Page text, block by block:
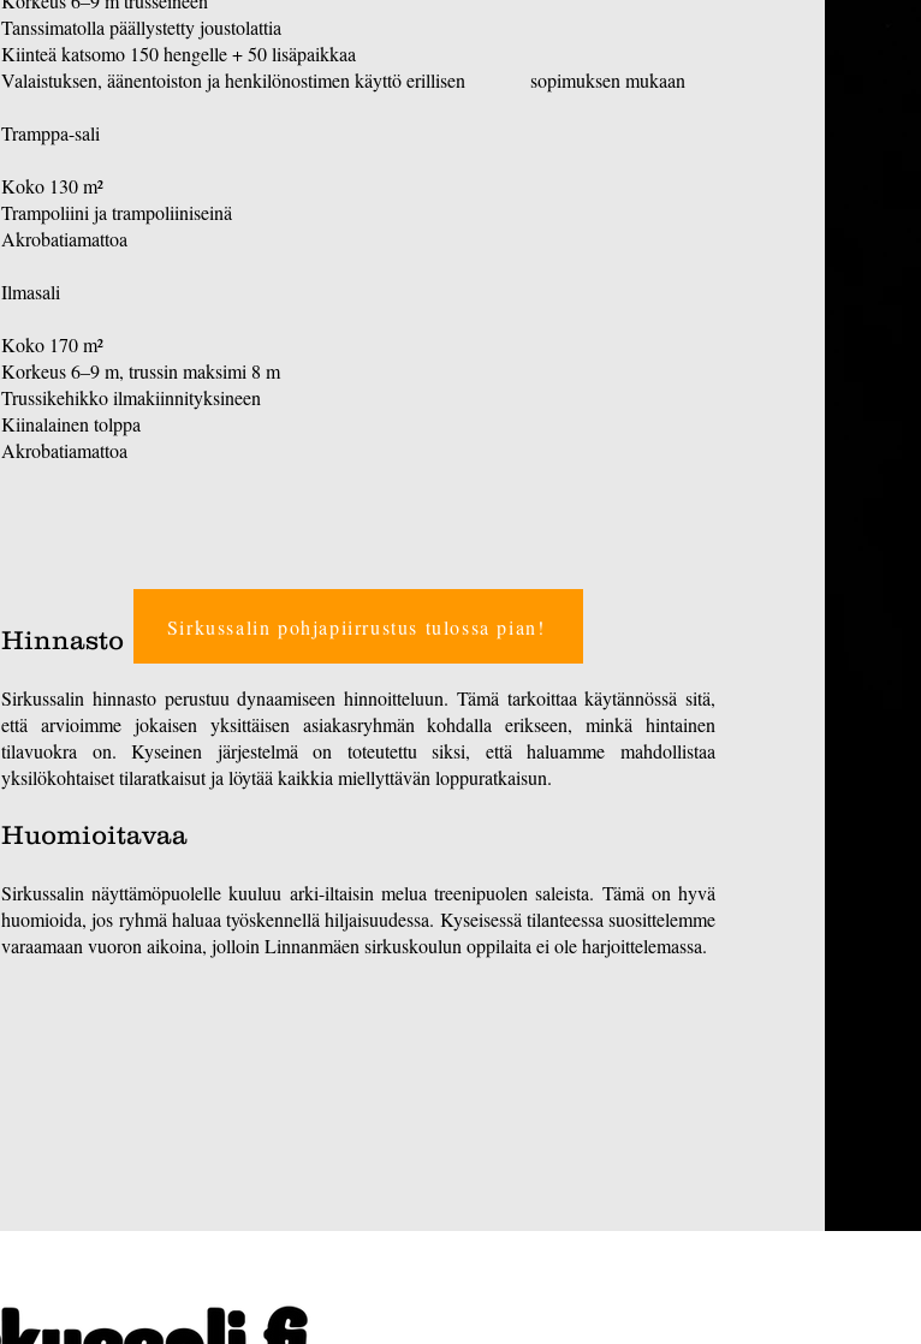
Tanssimatolla päällystetty joustolattia
Kiinteä katsomo 150 hengelle + 50 lisäpaikkaa
Valaistuksen, äänentoiston ja henkilönostimen käyttö erillisen sopimuksen mukaan
Tramppa-sali
Koko 130 m²
Trampoliini ja trampoliiniseinä
Akrobatiamattoa
Ilmasali
Koko 170 m²
Korkeus 6–9 m, trussin maksimi 8 m
Trussikehikko ilmakiinnityksineen
Kiinalainen tolppa
Akrobatiamattoa
Hinnasto
Sirkussalin hinnasto perustuu dynaamiseen hinnoitteluun. Tämä tarkoittaa käytännössä sitä,
että arvioimme jokaisen yksittäisen asiakasryhmän kohdalla erikseen, minkä hintainen
tilavuokra on. Kyseinen järjestelmä on toteutettu siksi, että haluamme mahdollistaa
yksilökohtaiset tilaratkaisut ja löytää kaikkia miellyttävän loppuratkaisun.
Huomioitavaa
Sirkussalin näyttämöpuolelle kuuluu arki-iltaisin melua treenipuolen saleista. Tämä on hyvä
huomioida, jos ryhmä haluaa työskennellä hiljaisuudessa. Kyseisessä tilanteessa suosittelemme
varaamaan vuoron aikoina, jolloin Linnanmäen sirkuskoulun oppilaita ei ole harjoittelemassa.
Sirkussalin pohjapiirrustus tulossa pian!